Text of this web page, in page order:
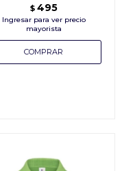
$ 495